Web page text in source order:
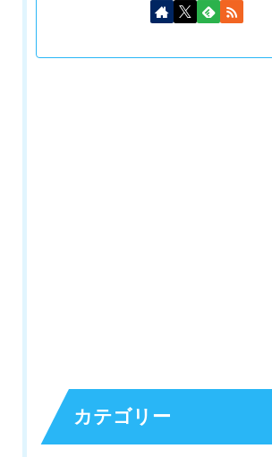
カテゴリー